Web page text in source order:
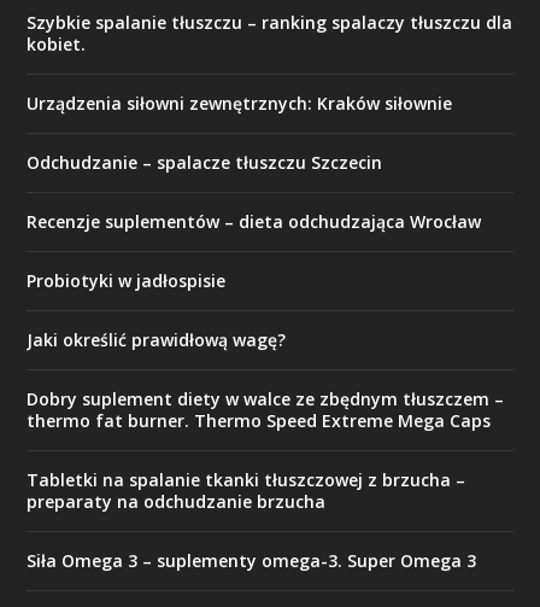
Szybkie spalanie tłuszczu – ranking spalaczy tłuszczu dla
kobiet.
Urządzenia siłowni zewnętrznych: Kraków siłownie
Odchudzanie – spalacze tłuszczu Szczecin
Recenzje suplementów – dieta odchudzająca Wrocław
Probiotyki w jadłospisie
Jaki określić prawidłową wagę?
Dobry suplement diety w walce ze zbędnym tłuszczem –
thermo fat burner. Thermo Speed Extreme Mega Caps
Tabletki na spalanie tkanki tłuszczowej z brzucha –
preparaty na odchudzanie brzucha
Siła Omega 3 – suplementy omega-3. Super Omega 3